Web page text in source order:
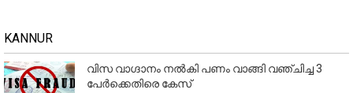
KANNUR
വിസ വാഗ്ദാനം നൽകി പണം വാങ്ങി വഞ്ചിച്ച 3
പേർക്കെതിരെ കേസ്